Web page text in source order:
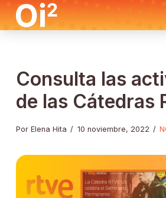
Consulta las
de las Cátedras
Por Elena Hita / 10 noviembre, 2022 /